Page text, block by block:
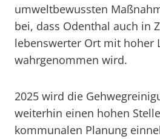
umweltbewussten
bei, dass Odenthal auch in
lebenswerter Ort mit hoher
wahrgenommen wird.
2025 wird die
weiterhin einen hohen
kommunalen Planung